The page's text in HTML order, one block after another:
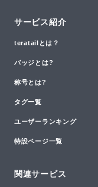
サービス紹介
teratailとは？
バッジとは?
称号とは?
タグ一覧
ユーザーランキング
特設ページ一覧
関連サービス